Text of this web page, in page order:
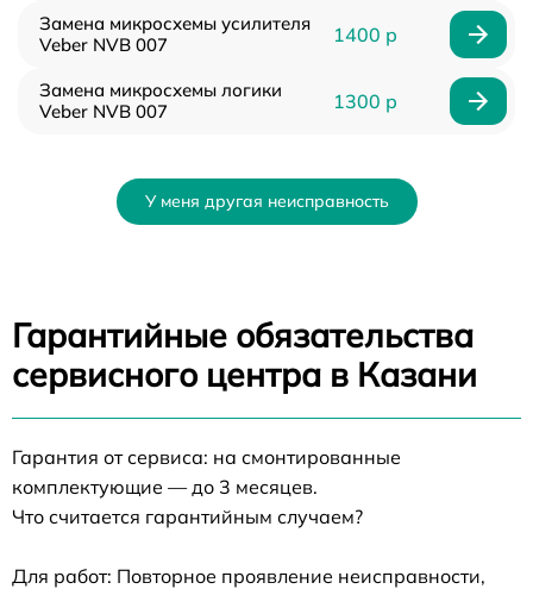
Замена микросхемы усилителя
Veber NVB 007
1400 р
Замена микросхемы логики
Veber NVB 007
1300 р
У меня другая неисправность
Гарантийные обязательства
сервисного центра в Казани
Гарантия от сервиса: на смонтированные
комплектующие — до 3 месяцев.
Что считается гарантийным случаем?
Для работ: Повторное проявление неисправности,